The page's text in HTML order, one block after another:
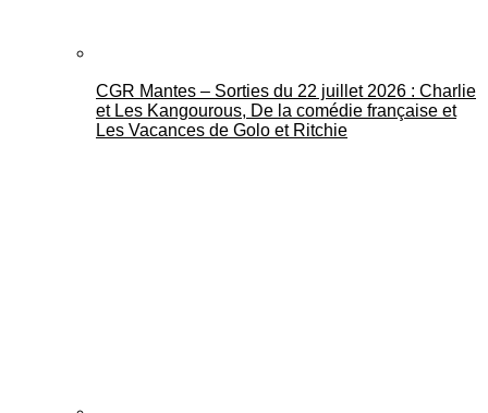
CGR Mantes – Sorties du 22 juillet 2026 : Charlie
et Les Kangourous, De la comédie française et
Les Vacances de Golo et Ritchie